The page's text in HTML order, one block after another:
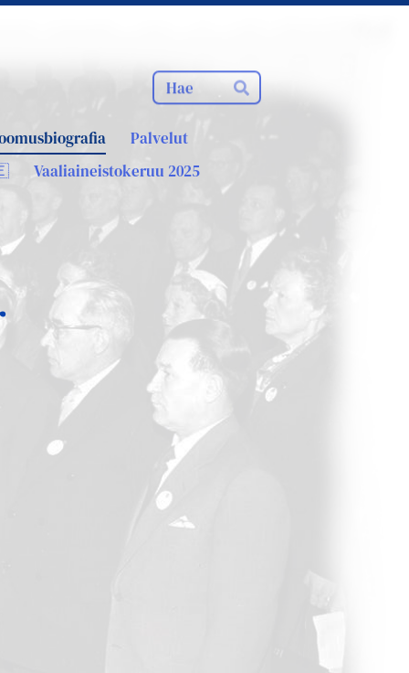
Haku
Hae
Palvelut
Vaaliaineistokeruu 2025